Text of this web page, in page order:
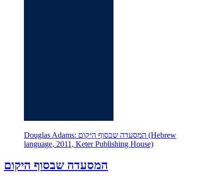
Douglas Adams: המסעדה שבסוף היקום (Hebrew
language, 2011, Keter Publishing House)
המסעדה שבסוף היקום